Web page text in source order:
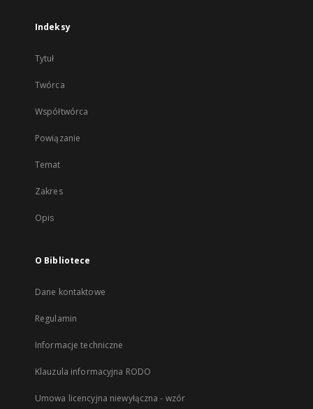
Indeksy
Tytuł
Twórca
Współtwórca
Powiązanie
Temat
Zakres
Opis
O Bibliotece
Dane kontaktowe
Regulamin
Informacje techniczne
Klauzula informacyjna RODO
Umowa licencyjna niewyłączna - wzór